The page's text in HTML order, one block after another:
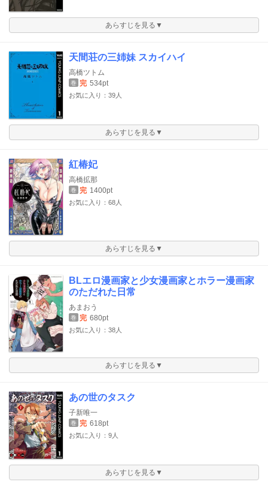
あらすじを見る▼
天間荘の三姉妹 スカイハイ
高橋ツトム
巻 完 534pt
お気に入り：39人
あらすじを見る▼
紅椿妃
高橋拡那
巻 完 1400pt
お気に入り：68人
あらすじを見る▼
BLエロ漫画家と少女漫画家とホラー漫画家
のただれた日常
あまおう
巻 完 680pt
お気に入り：38人
あらすじを見る▼
あの世のタスク
子新唯一
巻 完 618pt
お気に入り：9人
あらすじを見る▼